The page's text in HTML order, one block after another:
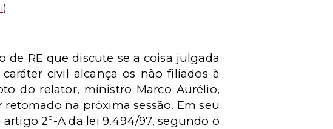
)
RE que discute se a coisa julgada
civil alcança os não filiados à
do relator, ministro Marco Aurélio,
na próxima sessão. Em seu
2º-A da lei 9.494/97, segundo o